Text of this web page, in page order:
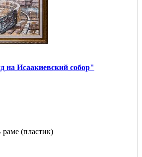
на Исаакиевский собор"
раме (пластик)